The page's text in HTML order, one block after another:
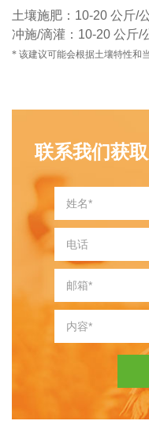
土壤施肥：10-20 公斤/公
冲施/滴灌：10-20 公斤/
* 该建议可能会根据土壤特性和
联系我们获